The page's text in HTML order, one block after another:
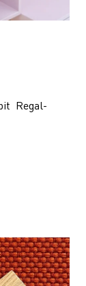
Regal-